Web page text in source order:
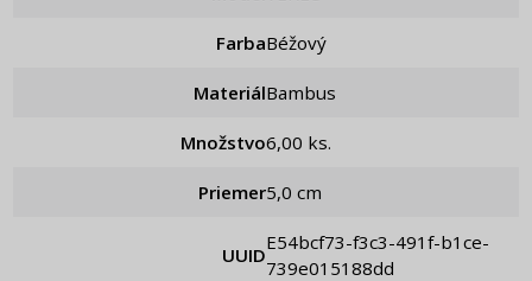
Farba Béžový
Materiál Bambus
Množstvo 6,00 ks.
Priemer 5,0 cm
UUID
e54bcf73-f3c3-491f-b1ce-
739e015188dd